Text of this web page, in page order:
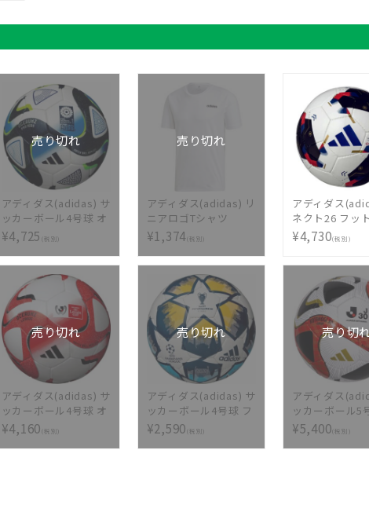
売り切れ
アディダス(adidas) サ
ッカーボール4号球 オ
ーシャンズ プロ キッ
ズ 公式試合球レプリ
カ AF470
¥4,725 (税別)
売り切れ
アディダス(adidas) リ
ニアロゴTシャツ
FSF35 DT8694
¥1,374(税別)
アディダス
ネクト26 フッ
4号球 サッカー
国際公認球 検
学生以上 日本
ナルカラー ホワ
ADFF430
¥4,730(税別)
売り切れ
アディダス(adidas) サ
ッカーボール4号球 オ
ーシャンズ リーグ Jリ
ーグ ルヴァンカップ
¥4,160(税別)
売り切れ
アディダス(adidas) サ
ッカーボール4号球 フ
ィナーレ サンクトペ
テルブルク リーグ 公
¥2,590(税別)
売り切
アディダス
ッカーボール5
トホギ 30 リーグ
AF5571J
¥5,400(税別)